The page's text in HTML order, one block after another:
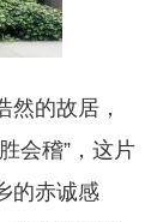
的故居，
会稽”，这片
的赤诚感